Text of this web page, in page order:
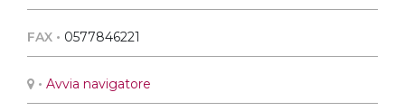
FAX • 0577846221
• Avvia navigatore